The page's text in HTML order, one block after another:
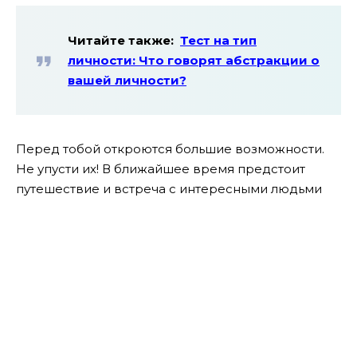
Читайте также: Тест на тип
личности: Что говорят абстракции о
вашей личности?
Перед тобой откроются большие возможности.
Не упусти их! В ближайшее время предстоит
путешествие и встреча с интересными людьми